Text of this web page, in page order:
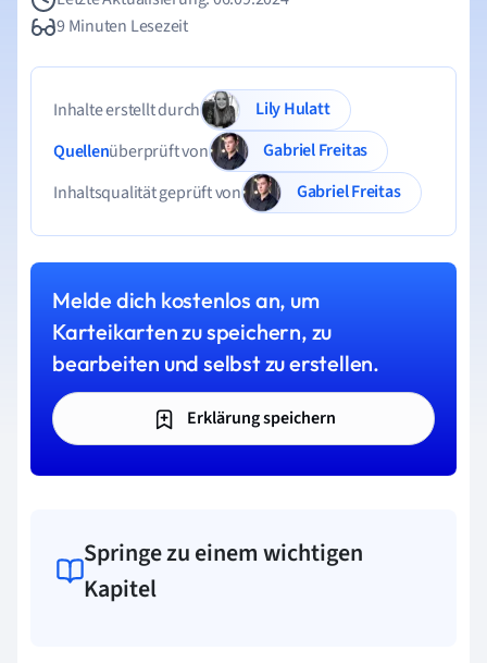
9 Minuten Lesezeit
Inhalte erstellt durch
Lily Hulatt
Quellenüberprüft von
Gabriel Freitas
Inhaltsqualität geprüft von
Gabriel Freitas
Melde dich kostenlos an, um
Karteikarten zu speichern, zu
bearbeiten und selbst zu erstellen.
Erklärung speichern
Springe zu einem wichtigen
Kapitel